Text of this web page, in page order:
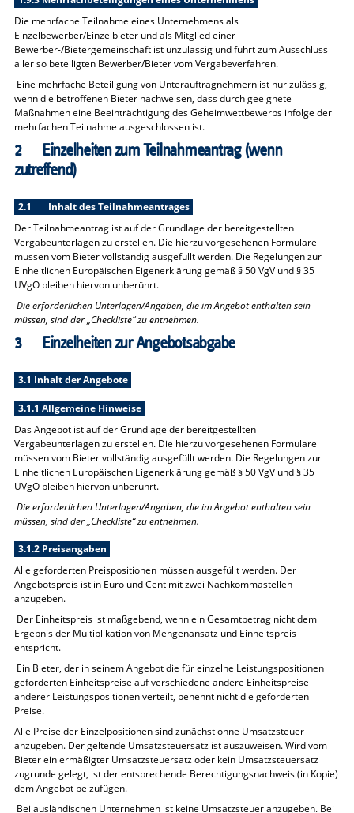
Die mehrfache Teilnahme eines Unternehmens als
Einzelbewerber/Einzelbieter und als Mitglied einer
Bewerber-/Bietergemeinschaft ist unzulässig und führt zum Ausschluss
aller so beteiligten Bewerber/Bieter vom Vergabeverfahren.
Eine mehrfache Beteiligung von Unterauftragnehmern ist nur zulässig,
wenn die betroffenen Bieter nachweisen, dass durch geeignete
Maßnahmen eine Beeinträchtigung des Geheimwettbewerbs infolge der
mehrfachen Teilnahme ausgeschlossen ist.
2 Einzelheiten zum Teilnahmeantrag (wenn
zutreffend)
2.1 Inhalt des Teilnahmeantrages
Der Teilnahmeantrag ist auf der Grundlage der bereitgestellten
Vergabeunterlagen zu erstellen. Die hierzu vorgesehenen Formulare
müssen vom Bieter vollständig ausgefüllt werden. Die Regelungen zur
Einheitlichen Europäischen Eigenerklärung gemäß § 50 VgV und § 35
UVgO bleiben hiervon unberührt.
Die erforderlichen Unterlagen/Angaben, die im Angebot enthalten sein
müssen, sind der „Checkliste“ zu entnehmen.
3 Einzelheiten zur Angebotsabgabe
3.1 Inhalt der Angebote
3.1.1 Allgemeine Hinweise
Das Angebot ist auf der Grundlage der bereitgestellten
Vergabeunterlagen zu erstellen. Die hierzu vorgesehenen Formulare
müssen vom Bieter vollständig ausgefüllt werden. Die Regelungen zur
Einheitlichen Europäischen Eigenerklärung gemäß § 50 VgV und § 35
UVgO bleiben hiervon unberührt.
Die erforderlichen Unterlagen/Angaben, die im Angebot enthalten sein
müssen, sind der „Checkliste“ zu entnehmen.
3.1.2 Preisangaben
Alle geforderten Preispositionen müssen ausgefüllt werden. Der
Angebotspreis ist in Euro und Cent mit zwei Nachkommastellen
anzugeben.
Der Einheitspreis ist maßgebend, wenn ein Gesamtbetrag nicht dem
Ergebnis der Multiplikation von Mengenansatz und Einheitspreis
entspricht.
Ein Bieter, der in seinem Angebot die für einzelne Leistungspositionen
geforderten Einheitspreise auf verschiedene andere Einheitspreise
anderer Leistungspositionen verteilt, benennt nicht die geforderten
Preise.
Alle Preise der Einzelpositionen sind zunächst ohne Umsatzsteuer
anzugeben. Der geltende Umsatzsteuersatz ist auszuweisen. Wird vom
Bieter ein ermäßigter Umsatzsteuersatz oder kein Umsatzsteuersatz
zugrunde gelegt, ist der entsprechende Berechtigungsnachweis (in Kopie)
dem Angebot beizufügen.
Bei ausländischen Unternehmen ist keine Umsatzsteuer anzugeben. Bei